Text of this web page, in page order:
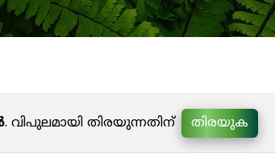
. വിപുലമായി തിരയുന്നതിന് തിരയുക